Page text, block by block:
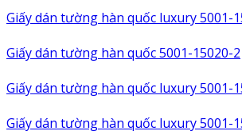
Giấy dán tường hàn quốc luxury 5001-
Giấy dán tường hàn quốc 5001-15020-2
Giấy dán tường hàn quốc luxury 5001-
Giấy dán tường hàn quốc luxury 5001-